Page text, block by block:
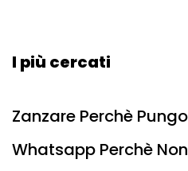
I più cercati
Zanzare Perchè
Whatsapp Perchè